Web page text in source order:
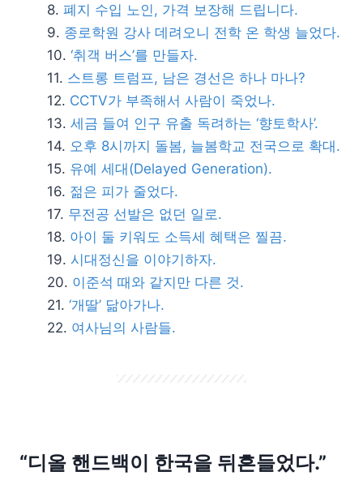
폐지 수입 노인, 가격 보장해 드립니다.
종로학원 강사 데려오니 전학 온 학생 늘었다.
‘취객 버스’를 만들자.
스트롱 트럼프, 남은 경선은 하나 마나?
CCTV가 부족해서 사람이 죽었나.
세금 들여 인구 유출 독려하는 ‘향토학사’.
오후 8시까지 돌봄, 늘봄학교 전국으로 확대.
유예 세대(Delayed Generation).
젊은 피가 줄었다.
무전공 선발은 없던 일로.
아이 둘 키워도 소득세 혜택은 찔끔.
시대정신을 이야기하자.
이준석 때와 같지만 다른 것.
‘개딸’ 닮아가나.
여사님의 사람들.
“디올 핸드백이 한국을 뒤흔들었다.”